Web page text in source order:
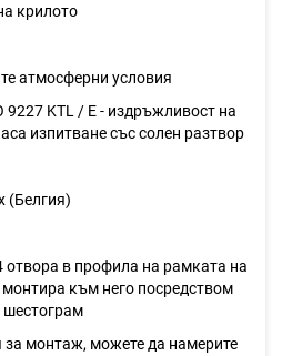
крилото
атмосферни условия
9227 KTL / E - издръжливост на
изпитване със солен разтвор
(Белгия)
отвора в профила на рамката на
монтира към него посредством
шестограм
за монтаж, можете да намерите